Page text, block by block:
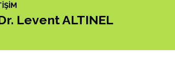
Levent ALTINEL